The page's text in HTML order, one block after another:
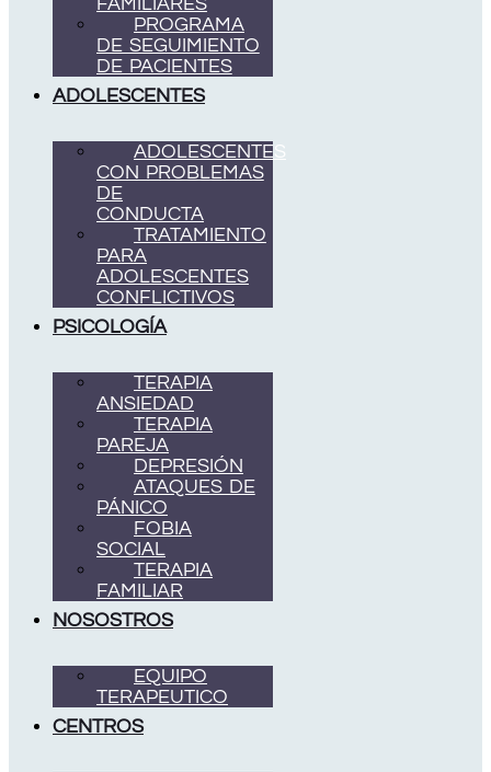
FAMILIARES
PROGRAMA
DE SEGUIMIENTO
DE PACIENTES
ADOLESCENTES
ADOLESCENTES
CON PROBLEMAS
DE
CONDUCTA
TRATAMIENTO
PARA
ADOLESCENTES
CONFLICTIVOS
PSICOLOGÍA
TERAPIA
ANSIEDAD
TERAPIA
PAREJA
DEPRESIÓN
ATAQUES DE
PÁNICO
FOBIA
SOCIAL
TERAPIA
FAMILIAR
NOSOSTROS
EQUIPO
TERAPEUTICO
CENTROS